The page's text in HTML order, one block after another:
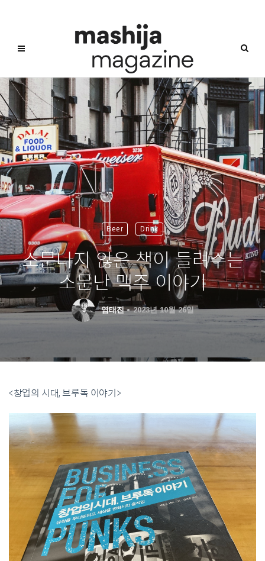
Beer Drink
소문나지 않은 책이 들려주는
소문난 맥주 이야기
염태진 2023년 10월 26일
<창업의 시대, 브루독 이야기>